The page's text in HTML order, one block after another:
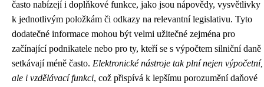
často nabízejí i doplňkové funkce, jako jsou nápovědy, vysvětlivky
k jednotlivým položkám či odkazy na relevantní legislativu. Tyto
dodatečné informace mohou být velmi užitečné zejména pro
začínající podnikatele nebo pro ty, kteří se s výpočtem silniční daně
setkávají méně často. Elektronické nástroje tak plní nejen výpočetní,
ale i vzdělávací funkci, což přispívá k lepšímu porozumění daňové